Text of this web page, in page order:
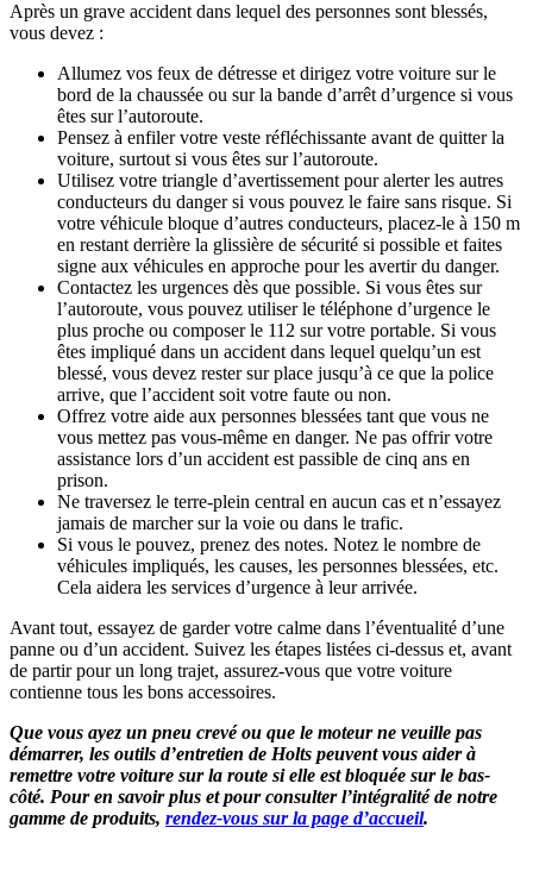
Après un grave accident dans lequel des personnes sont blessés,
vous devez :
Allumez vos feux de détresse et dirigez votre voiture sur le
bord de la chaussée ou sur la bande d’arrêt d’urgence si vous
êtes sur l’autoroute.
Pensez à enfiler votre veste réfléchissante avant de quitter la
voiture, surtout si vous êtes sur l’autoroute.
Utilisez votre triangle d’avertissement pour alerter les autres
conducteurs du danger si vous pouvez le faire sans risque. Si
votre véhicule bloque d’autres conducteurs, placez-le à 150 m
en restant derrière la glissière de sécurité si possible et faites
signe aux véhicules en approche pour les avertir du danger.
Contactez les urgences dès que possible. Si vous êtes sur
l’autoroute, vous pouvez utiliser le téléphone d’urgence le
plus proche ou composer le 112 sur votre portable. Si vous
êtes impliqué dans un accident dans lequel quelqu’un est
blessé, vous devez rester sur place jusqu’à ce que la police
arrive, que l’accident soit votre faute ou non.
Offrez votre aide aux personnes blessées tant que vous ne
vous mettez pas vous-même en danger. Ne pas offrir votre
assistance lors d’un accident est passible de cinq ans en
prison.
Ne traversez le terre-plein central en aucun cas et n’essayez
jamais de marcher sur la voie ou dans le trafic.
Si vous le pouvez, prenez des notes. Notez le nombre de
véhicules impliqués, les causes, les personnes blessées, etc.
Cela aidera les services d’urgence à leur arrivée.
Avant tout, essayez de garder votre calme dans l’éventualité d’une
panne ou d’un accident. Suivez les étapes listées ci-dessus et, avant
de partir pour un long trajet, assurez-vous que votre voiture
contienne tous les bons accessoires.
Que vous ayez un pneu crevé ou que le moteur ne veuille pas
démarrer, les outils d’entretien de Holts peuvent vous aider à
remettre votre voiture sur la route si elle est bloquée sur le bas-
côté. Pour en savoir plus et pour consulter l’intégralité de notre
gamme de produits, rendez-vous sur la page d’accueil.